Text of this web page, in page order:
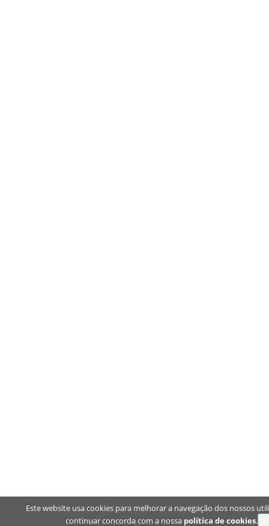
Este website usa cookies para melhorar a navegação dos nossos
continuar concorda com a nossa política de cookies.